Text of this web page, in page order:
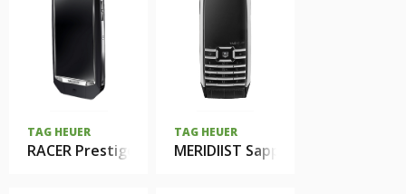
TAG HEUER
RACER Prestige Gold
TAG HEUER
MERIDIIST Sapphire Special